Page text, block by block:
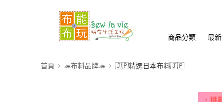
商品分類 最
首頁 🦔布料品牌🦔 🇯🇵精選日本布料🇯🇵